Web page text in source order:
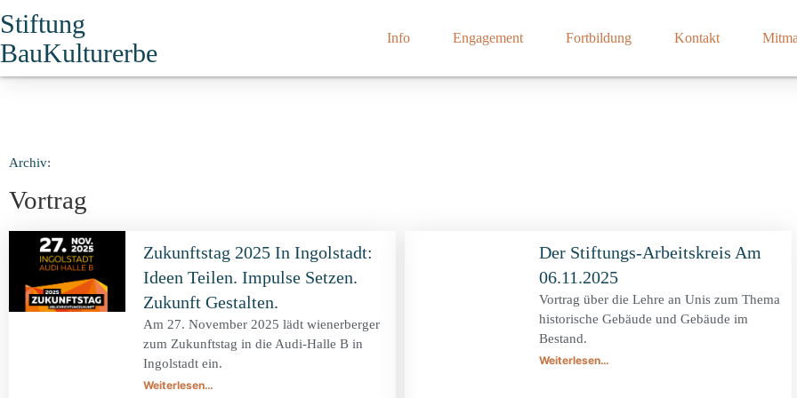
Stiftung
BauKulturerbe
Info Engagement Fortbildung Kontakt
Archiv:
Vortrag
Zukunftstag 2025 In Ingolstadt:
Ideen Teilen. Impulse Setzen.
Zukunft Gestalten.
Am 27. November 2025 lädt wienerberger
zum Zukunftstag in die Audi-Halle B in
Ingolstadt ein.
Weiterlesen…
Der Stiftungs-Arbeitskreis Am
06.11.2025
Vortrag über die Lehre an Unis zum Thema
historische Gebäude und Gebäude im
Bestand.
Weiterlesen…